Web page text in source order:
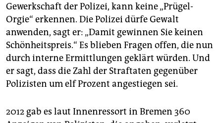
Gewerkschaft der Polizei, kann keine „Prügel-
Orgie“ erkennen. Die Polizei dürfe Gewalt
anwenden, sagt er: „Damit gewinnen Sie keinen
Schönheitspreis.“ Es blieben Fragen offen, die nun
durch interne Ermittlungen geklärt würden. Und
er sagt, dass die Zahl der Straftaten gegenüber
Polizisten um elf Prozent angestiegen sei.
2012 gab es laut Innenressort in Bremen 360